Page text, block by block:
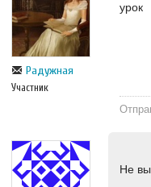
Радужная
Участник
урок
Не